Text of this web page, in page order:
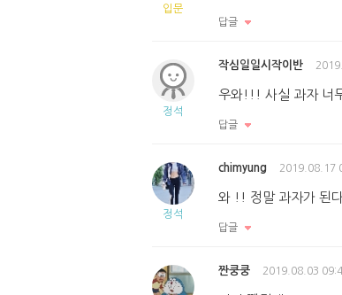
입문
답글
정석
작심일일시작이반
우와!!! 사실 과자 너
답글
정석
chimyung 2019.08.17
와 !! 정말 과자가 된
답글
짠쿵쿵 2019.08.03